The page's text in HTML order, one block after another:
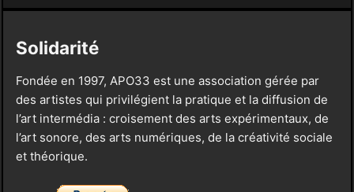
Solidarité
Fondée en 1997, APO33 est une association gérée par
des artistes qui privilégient la pratique et la diffusion de
l’art intermédia : croisement des arts expérimentaux, de
l’art sonore, des arts numériques, de la créativité sociale
et théorique.